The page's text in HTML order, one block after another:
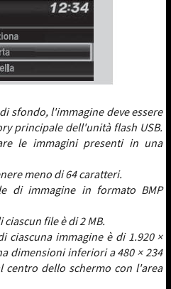
sfondo, l'immagine deve essere
principale dell'unità flash USB.
le immagini presenti in una
meno di 64 caratteri.
di immagine in formato BMP
file è di 2 MB.
ciascuna immagine è di 1.920 ×
dimensioni inferiori a 480 × 234
centro dello schermo con l'area